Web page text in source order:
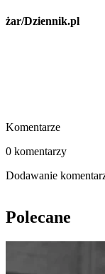
żar/Dziennik.pl
Komentarze
0 komentarzy
Dodawanie
Polecane